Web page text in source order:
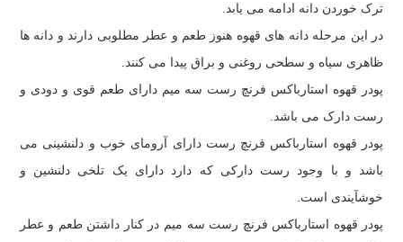
ترک خوردن دانه ادامه می یابد.
در این مرحله دانه های قهوه هنوز طعم و عطر مطلوبی دارند و دانه ها
ظاهری سیاه و سطحی روغنی و براق پیدا می کنند.
پودر قهوه استارباکس فرنچ رست سه میم دارای طعم قوی و دودی و
رست دارک می باشد.
پودر قهوه استارباکس فرنچ رست دارای آرومای خوب و دلنشینی می
باشد و با وجود رست دارکی که دارد دارای یک تلخی دلنشین و
خوشآیندی است.
پودر قهوه استارباکس فرنچ رست سه میم در کنار داشتن طعم و عطر